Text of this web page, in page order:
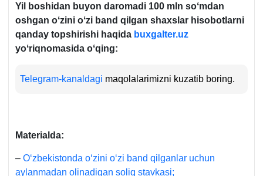
Yil boshidan buyon daromadi 100 mln soʻmdan
oshgan oʻzini oʻzi band qilgan shaхslar hisobotlarni
qanday topshirishi haqida buxgalter.uz
yoʻriqnomasida oʻqing:
Telegram-kanaldagi maqolalarimizni kuzatib boring.
Materialda:
– Oʻzbekistonda oʻzini oʻzi band qilganlar uchun
aylanmadan olinadigan soliq stavkasi;